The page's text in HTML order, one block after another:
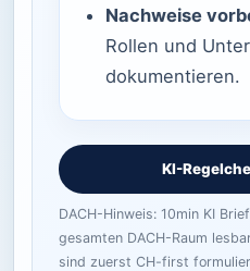
Nachweise
Rollen und
dokumentieren.
KI-
DACH-Hinweis: 10min KI
gesamten DACH-Raum
sind zuerst CH-first